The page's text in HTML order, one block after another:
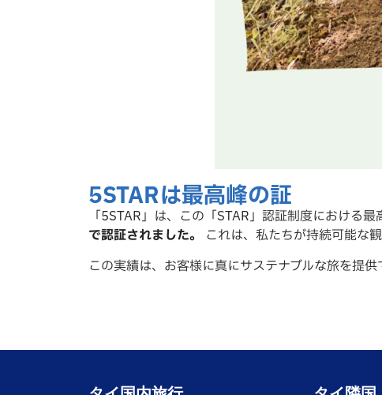
5STARは最高峰の証
「5STAR」は、この「STAR」認証制度における
で認証されました。
これは、私たちが持続可能な
この実績は、お客様に真にサステナブルな旅を提供